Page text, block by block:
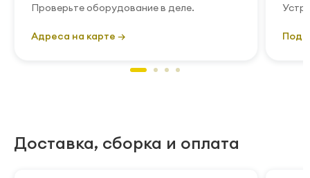
Проверьте оборудование в деле.
Адреса на карте →
Доставка, сборка и оплата